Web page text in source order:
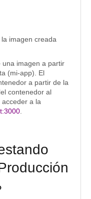
imagen creada
una imagen a partir
(mi-app). El
a partir de la
contenedor al
a la